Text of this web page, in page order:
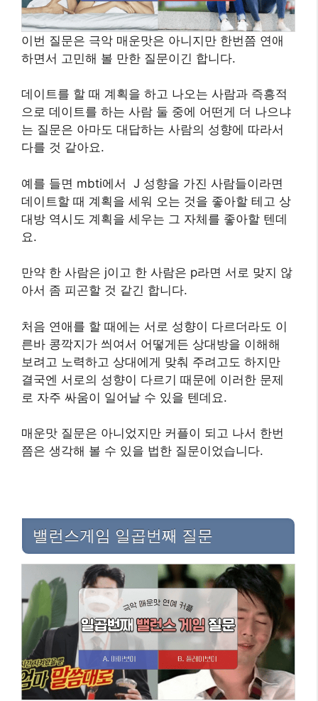
이번 질문은 극악 매운맛은 아니지만 한번쯤 연애
하면서 고민해 볼 만한 질문이긴 합니다.
데이트를 할 때 계획을 하고 나오는 사람과 즉흥적
으로 데이트를 하는 사람 둘 중에 어떤게 더 나으냐
는 질문은 아마도 대답하는 사람의 성향에 따라서
다를 것 같아요.
예를 들면 mbti에서 J 성향을 가진 사람들이라면
데이트할 때 계획을 세워 오는 것을 좋아할 테고 상
대방 역시도 계획을 세우는 그 자체를 좋아할 텐데
요.
만약 한 사람은 j이고 한 사람은 p라면 서로 맞지 않
아서 좀 피곤할 것 같긴 합니다.
처음 연애를 할 때에는 서로 성향이 다르더라도 이
른바 콩깍지가 씌여서 어떻게든 상대방을 이해해
보려고 노력하고 상대에게 맞춰 주려고도 하지만
결국엔 서로의 성향이 다르기 때문에 이러한 문제
로 자주 싸움이 일어날 수 있을 텐데요.
매운맛 질문은 아니었지만 커플이 되고 나서 한번
쯤은 생각해 볼 수 있을 법한 질문이었습니다.
밸런스게임 일곱번째 질문